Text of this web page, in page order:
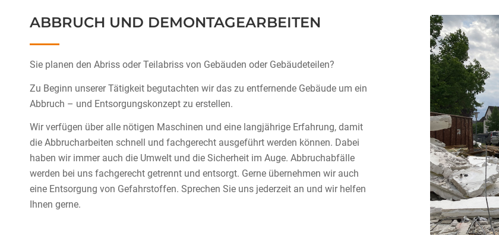
ABBRUCH UND DEMONTAGEARBEITEN
Sie planen den Abriss oder Teilabriss von Gebäuden oder Gebäudeteilen?
Zu Beginn unserer Tätigkeit begutachten wir das zu entfernende Gebäude um ein
Abbruch – und Entsorgungskonzept zu erstellen.
Wir verfügen über alle nötigen Maschinen und eine langjährige Erfahrung, damit
die Abbrucharbeiten schnell und fachgerecht ausgeführt werden können. Dabei
haben wir immer auch die Umwelt und die Sicherheit im Auge. Abbruchabfälle
werden bei uns fachgerecht getrennt und entsorgt. Gerne übernehmen wir auch
eine Entsorgung von Gefahrstoffen. Sprechen Sie uns jederzeit an und wir helfen
Ihnen gerne.